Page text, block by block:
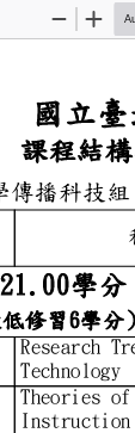
Zoom
Zoom
課程
國
博士
分
6.00